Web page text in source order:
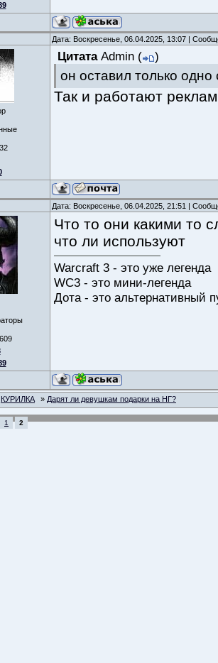
Дата: Воскресенье, 06.04.2025, 13:07 |
Цитата Admin ( )
он оставил только
Так и работают
Дата: Воскресенье, 06.04.2025, 21:51 |
Что то они какими то
что ли используют
Warcraft 3 - это уже легенда
WC3 - это мини-легенда
Дота - это альтернативный
КУРИЛКА » Дарят ли девушкам подарки на НГ?
1 2